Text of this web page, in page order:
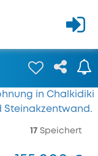
17 Speichert